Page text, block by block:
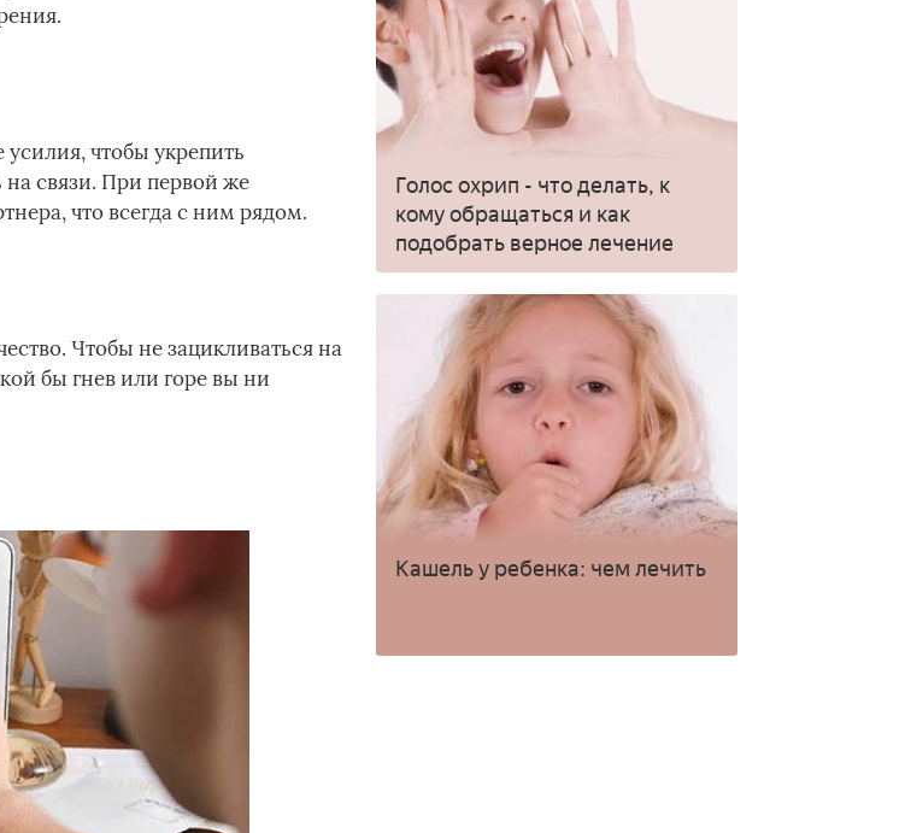
чтобы укрепить
на связи. При первой же
что всегда с ним рядом.
Чтобы не зацикливаться на
бы гнев или горе вы ни
Голос охрип - что делать, к
кому обращаться и как
подобрать верное лечение
Кашель у ребенка: чем лечить